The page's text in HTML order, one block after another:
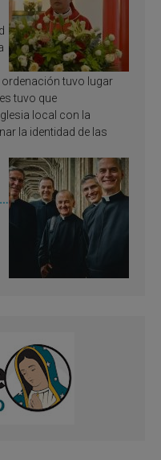
ordenación tuvo lugar
tuvo que
local con la
la identidad de las